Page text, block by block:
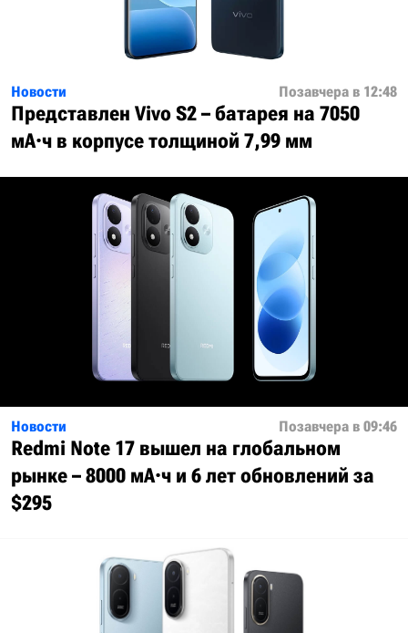
Новости Позавчера в 12:48
Представлен Vivo S2 – батарея на 7050
мА·ч в корпусе толщиной 7,99 мм
Новости Позавчера в 09:46
Redmi Note 17 вышел на глобальном
рынке – 8000 мА·ч и 6 лет обновлений за
$295